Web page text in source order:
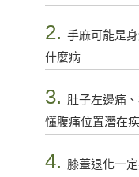
2. 手麻可能是
什麼病
3. 肚子左邊痛
懂腹痛位置潛在
4. 膝蓋退化一